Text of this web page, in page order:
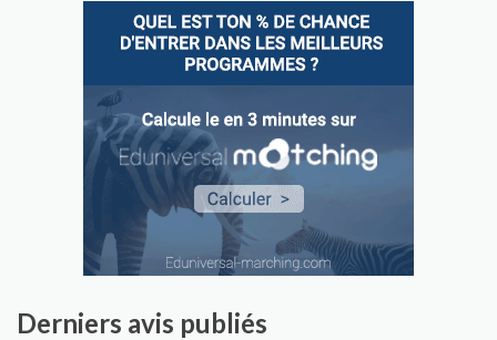
Derniers avis publiés